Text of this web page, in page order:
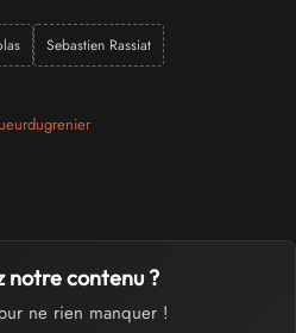
Sebastien Rassiat
notre contenu ?
ne rien manquer !